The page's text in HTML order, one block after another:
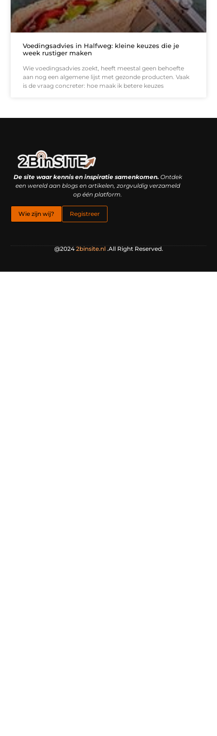
Voedingsadvies in Halfweg: kleine keuzes die je
week rustiger maken
Wie voedingsadvies zoekt, heeft meestal geen behoefte
aan nog een algemene lijst met gezonde producten. Vaak
is de vraag concreter: hoe maak ik betere keuzes
De site waar kennis en inspiratie samenkomen.Ontdek
een wereld aan blogs en artikelen, zorgvuldig verzameld
op één platform.
Wie zijn wij? Registreer
@2024 2binsite.nl.All Right Reserved.